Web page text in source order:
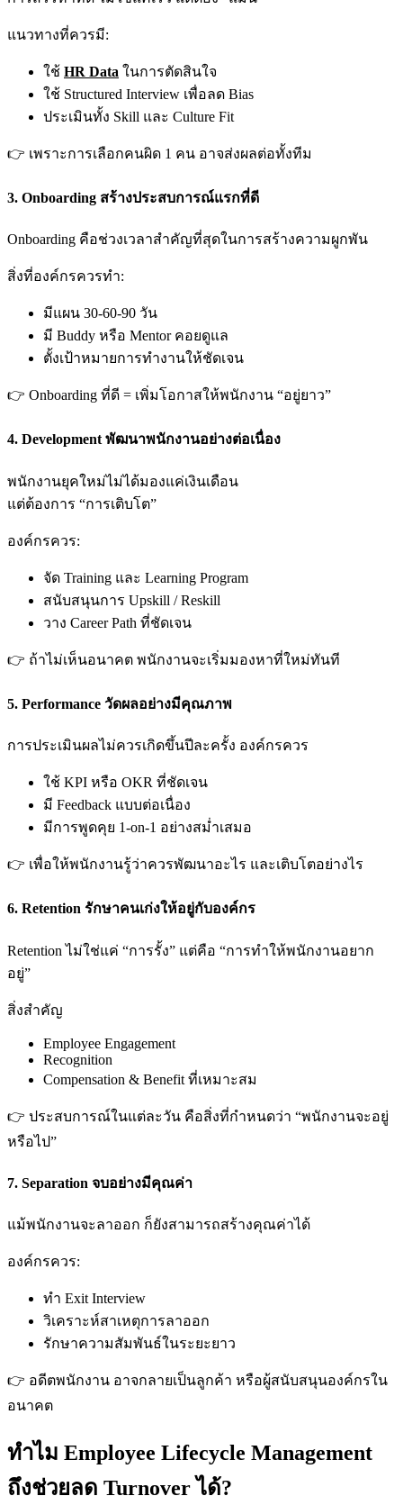
แนวทางที่ควรมี:
ใช้ HR Data ในการตัดสินใจ
ใช้ Structured Interview เพื่อลด Bias
ประเมินทั้ง Skill และ Culture Fit
👉 เพราะการเลือกคนผิด 1 คน อาจส่งผลต่อทั้งทีม
3. Onboarding สร้างประสบการณ์แรกที่ดี
Onboarding คือช่วงเวลาสำคัญที่สุดในการสร้างความผูกพัน
สิ่งที่องค์กรควรทำ:
มีแผน 30-60-90 วัน
มี Buddy หรือ Mentor คอยดูแล
ตั้งเป้าหมายการทำงานให้ชัดเจน
👉 Onboarding ที่ดี = เพิ่มโอกาสให้พนักงาน “อยู่ยาว”
4. Development พัฒนาพนักงานอย่างต่อเนื่อง
พนักงานยุคใหม่ไม่ได้มองแค่เงินเดือน
แต่ต้องการ “การเติบโต”
องค์กรควร:
จัด Training และ Learning Program
สนับสนุนการ Upskill / Reskill
วาง Career Path ที่ชัดเจน
👉 ถ้าไม่เห็นอนาคต พนักงานจะเริ่มมองหาที่ใหม่ทันที
5. Performance วัดผลอย่างมีคุณภาพ
การประเมินผลไม่ควรเกิดขึ้นปีละครั้ง องค์กรควร
ใช้ KPI หรือ OKR ที่ชัดเจน
มี Feedback แบบต่อเนื่อง
มีการพูดคุย 1-on-1 อย่างสม่ำเสมอ
👉 เพื่อให้พนักงานรู้ว่าควรพัฒนาอะไร และเติบโตอย่างไร
6. Retention รักษาคนเก่งให้อยู่กับองค์กร
Retention ไม่ใช่แค่ “การรั้ง” แต่คือ “การทำให้พนักงานอยาก
อยู่”
สิ่งสำคัญ
Employee Engagement
Recognition
Compensation & Benefit ที่เหมาะสม
👉 ประสบการณ์ในแต่ละวัน คือสิ่งที่กำหนดว่า “พนักงานจะอยู่
หรือไป”
7. Separation จบอย่างมีคุณค่า
แม้พนักงานจะลาออก ก็ยังสามารถสร้างคุณค่าได้
องค์กรควร:
ทำ Exit Interview
วิเคราะห์สาเหตุการลาออก
รักษาความสัมพันธ์ในระยะยาว
👉 อดีตพนักงาน อาจกลายเป็นลูกค้า หรือผู้สนับสนุนองค์กรใน
อนาคต
ทำไม Employee Lifecycle Management
ถึงช่วยลด Turnover ได้?